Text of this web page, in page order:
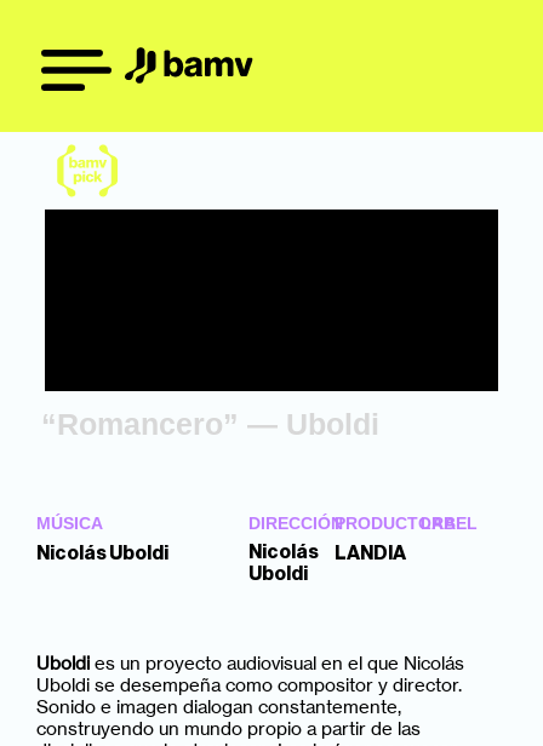
“Romancero” — Uboldi
MÚSICA
Nicolás Uboldi
DIRECCIÓN
Nicolás
Uboldi
PRODUCTORA
LANDIA
LABEL
Uboldi es un proyecto audiovisual en el que Nicolás
Uboldi se desempeña como compositor y director.
Sonido e imagen dialogan constantemente,
construyendo un mundo propio a partir de las